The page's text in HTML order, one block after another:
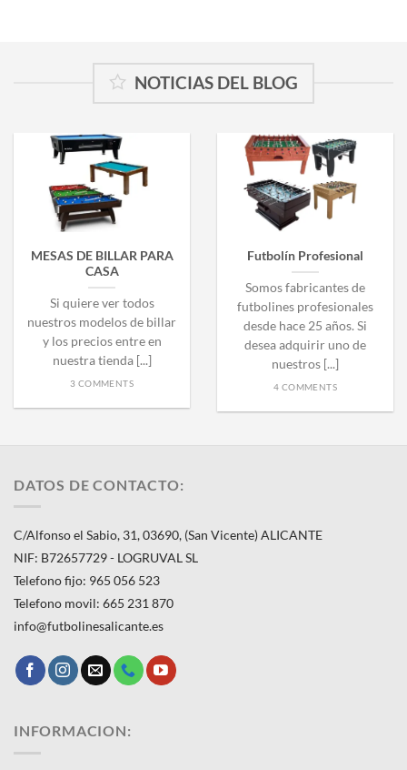
NOTICIAS DEL BLOG
MESAS DE BILLAR PARA
CASA
Si quiere ver todos
nuestros modelos de billar
y los precios entre en
nuestra tienda [...]
3 COMMENTS
Futbolín Profesional
Somos fabricantes de
futbolines profesionales
desde hace 25 años. Si
desea adquirir uno de
nuestros [...]
4 COMMENTS
DATOS DE CONTACTO:
C/Alfonso el Sabio, 31, 03690, (San Vicente) ALICANTE
NIF: B72657729 - LOGRUVAL SL
Telefono fijo: 965 056 523
Telefono movil: 665 231 870
info@futbolinesalicante.es
INFORMACION: